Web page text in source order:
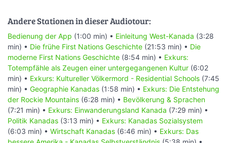
Andere Stationen in dieser Audiotour:
Bedienung der App (1:00 min) • Einleitung West-Kanada (3:28
min) • Die frühe First Nations Geschichte (21:53 min) • Die
moderne First Nations Geschichte (8:54 min) • Exkurs:
Totempfähle als Zeugen einer untergegangenen Kultur (6:02
min) • Exkurs: Kultureller Völkermord - Residential Schools (7:45
min) • Geographie Kanadas (1:58 min) • Exkurs: Die Entstehung
der Rockie Mountains (6:28 min) • Bevölkerung & Sprachen
(7:21 min) • Exkurs: Einwanderungsland Kanada (7:29 min) •
Politik Kanadas (3:13 min) • Exkurs: Kanadas Sozialsystem
(6:03 min) • Wirtschaft Kanadas (6:46 min) • Exkurs: Das